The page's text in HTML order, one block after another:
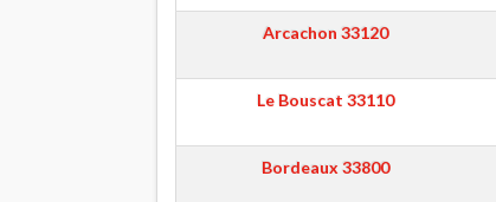
Arcachon 33120
Le Bouscat 33110
Bordeaux 33800